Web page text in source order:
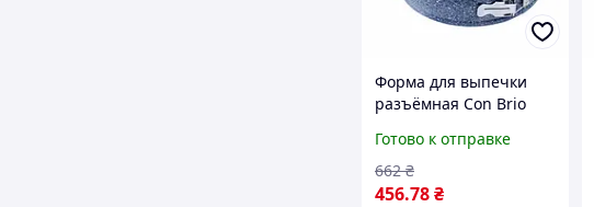
Форма для выпечки
разъёмная Con Brio
круглая для запекания
с антипригарным
покрытием серая
Готово к отправке
456.78₴
662 ₴